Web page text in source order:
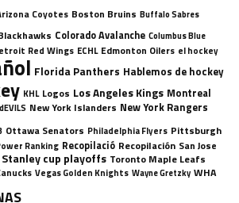
Coyotes Boston Bruins Buffalo Sabres
Colorado Avalanche Columbus Blue
Red Wings ECHL Edmonton Oilers el hockey
Florida Panthers Hablemos de hockey
KHL Logos Los Angeles Kings Montreal
New York Islanders New York Rangers
Ottawa Senators Philadelphia Flyers Pittsburgh
Ranking Recopilació Recopilación San Jose
Stanley cup playoffs Toronto Maple Leafs
Vegas Golden Knights Wayne Gretzky WHA